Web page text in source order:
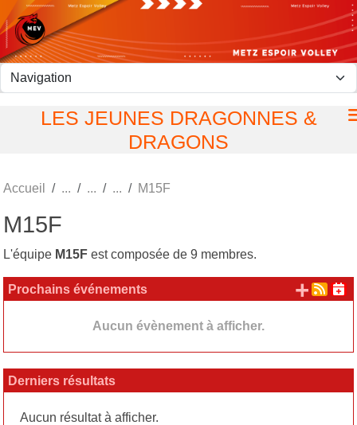
LES JEUNES DRAGONNES &
DRAGONS
Accueil M15F
M15F
L'équipe M15F est composée de 9 membres.
Prochains événements
Aucun évènement à afficher.
+
Derniers résultats
Aucun résultat à afficher.
Panneau de gestion des cookies